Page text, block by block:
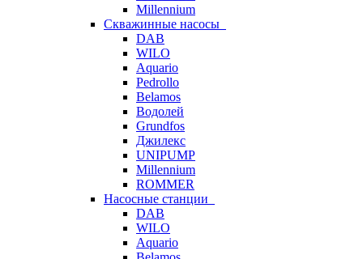
Millennium
Скважинные насосы
DAB
WILO
Aquario
Pedrollo
Belamos
Водолей
Grundfos
Джилекс
UNIPUMP
Millennium
ROMMER
Насосные станции
DAB
WILO
Aquario